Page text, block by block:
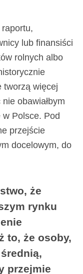
lub finansiści
rolnych albo
tworzą więcej
obawiałbym
Polsce. Pod
przejście
docelowym, do
że
rynku
to, że osoby,
przejmie